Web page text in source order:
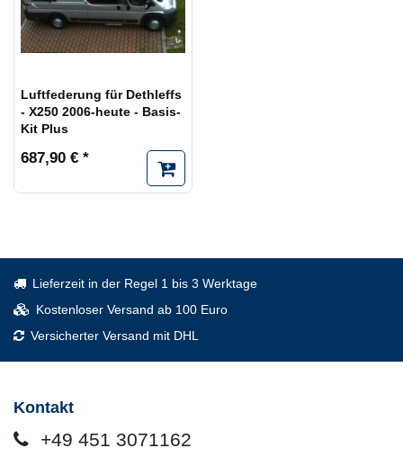
Luftfederung für Dethleffs
- X250 2006-heute - Basis-
Kit Plus
687,90 € *
Lieferzeit in der Regel 1 bis 3 Werktage
Kostenloser Versand ab 100 Euro
Versicherter Versand mit DHL
Kontakt
+49 451 3071162